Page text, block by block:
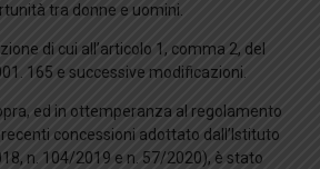
tra donne e uomini.
di cui all’articolo 1, comma 2, del
165 e successive modificazioni.
ed in ottemperanza al regolamento
concessioni adottato dall’Istituto
n. 104/2019 e n. 57/2020), è stato